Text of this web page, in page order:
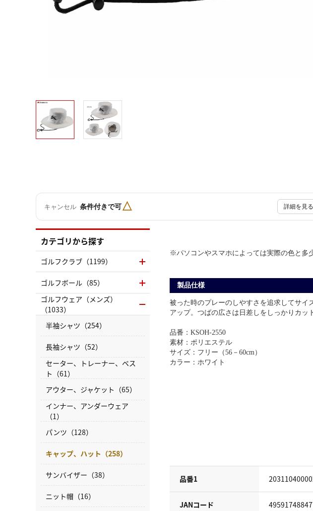
キャンセル 条件付きで可△ 詳細を見る
※パソコンやスマホによっては実際の色と多
製品仕様
被った時のプレーのしやすさを追求してサイ
アップ。つばの広さは日差しをしっかりカッ
品番：KSOH-2550
素材：ポリエステル
サイズ：フリー（56－60cm）
カラー：ホワイト
品番1
JANコード
カテゴリから探す
ゴルフクラブ（1199）
ゴルフボール（85）
ゴルフウェア（メンズ）
（1033）
半袖シャツ（254）
長袖シャツ（52）
セーター、トレーナー、ベス
ト（61）
アウター、ジャケット（65）
インナー、アンダーウェア
（1）
パンツ（128）
キャップ、ハット（258）
サンバイザー（38）
ニット帽（16）